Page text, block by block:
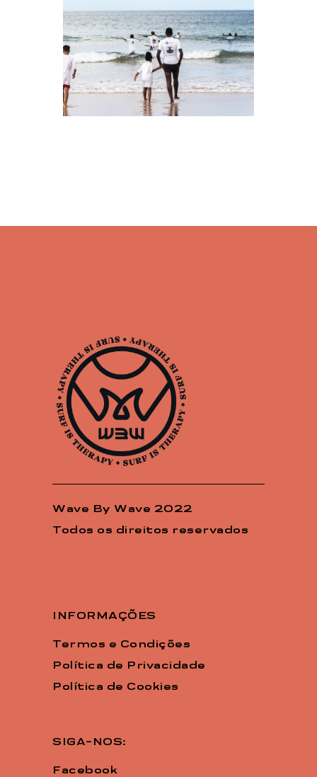
Wave By Wave 2022
Todos os direitos reservados
INFORMAÇÕES
Termos e Condições
Política de Privacidade
Política de Cookies
SIGA-NOS:
Facebook